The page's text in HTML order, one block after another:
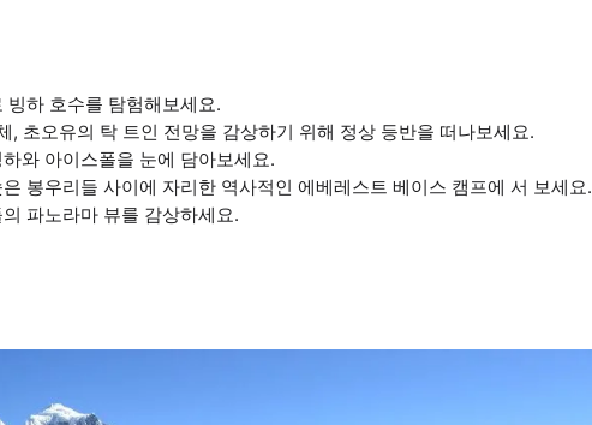
하 호수를 탐험해보세요.
, 초오유의 탁 트인 전망을 감상하기 위해 정상 등반을 떠나보세요.
와 아이스폴을 눈에 담아보세요.
봉우리들 사이에 자리한 역사적인 에베레스트 베이스 캠프에 서 보세요.
파노라마 뷰를 감상하세요.